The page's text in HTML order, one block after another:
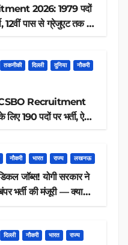
2026: 1979 पदों
12वीं पास से ग्रेजुएट तक करें
तकनीकी दिल्ली दुनिया नौकरी
Recruitment
190 पदों पर भर्ती, ऐसे
नौकरी भारत राज्य लखनऊ
जॉब्स! योगी सरकार ने
भर्ती की मंजूरी — क्या
दिल्ली नौकरी भारत राज्य